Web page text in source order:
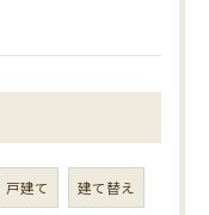
戸建て 建て替え